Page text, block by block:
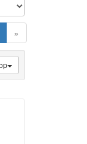
(current)
»